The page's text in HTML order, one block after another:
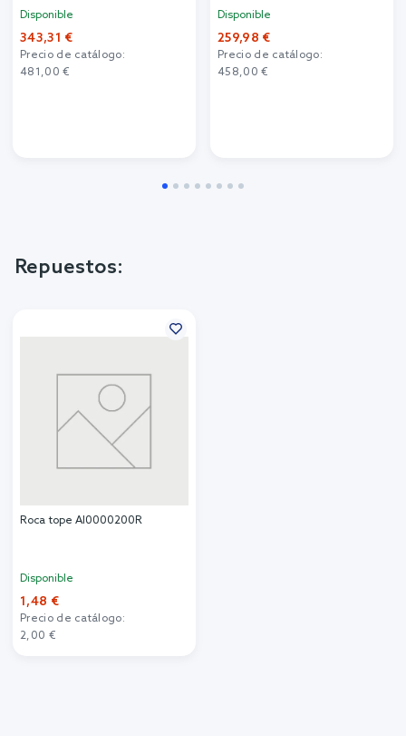
Disponible
343,31 €
Precio de catálogo:
481,00 €
Disponible
259,98 €
Precio de catálogo:
458,00 €
Repuestos:
Roca tope AI0000200R
Disponible
1,48 €
Precio de catálogo:
2,00 €